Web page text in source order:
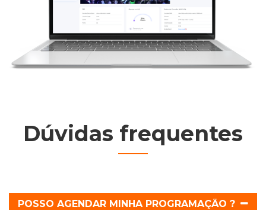
Dúvidas frequentes
POSSO AGENDAR MINHA PROGRAMAÇÃO ?